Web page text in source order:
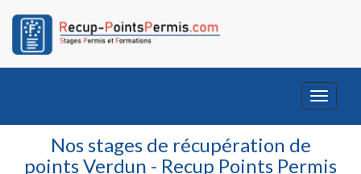
Toggle
Nos stages de récupération de
points Verdun - Recup Points Permis